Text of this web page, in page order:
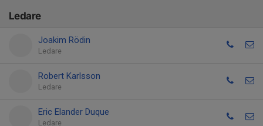
Ledare
Joakim Rödin
Ledare
Robert Karlsson
Ledare
Eric Elander Duque
Ledare